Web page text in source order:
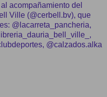
acompañamiento del
Ville (@cerbell.bv), que
@lacarreta_pancheria,
@calzados.alka